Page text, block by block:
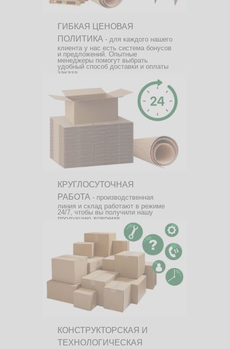
ГИБКАЯ ЦЕНОВАЯ
ПОЛИТИКА - для каждого нашего
клиента у нас есть система бонусов
и предложений. Опытные
менеджеры помогут выбрать
удобный способ доставки и оплаты
заказа.
КРУГЛОСУТОЧНАЯ
РАБОТА - производственная
линия и склад работают в режиме
24/7, чтобы вы получили нашу
продукцию вовремя.
КОНСТРУКТОРСКАЯ И
ТЕХНОЛОГИЧЕСКАЯ